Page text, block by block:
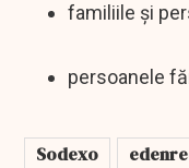
familiile și
persoanele
Sodexo